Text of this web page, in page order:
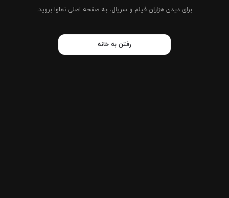
برای دیدن هزاران فیلم و سریال، به صفحه اصلی نماوا بروید.
رفتن به خانه